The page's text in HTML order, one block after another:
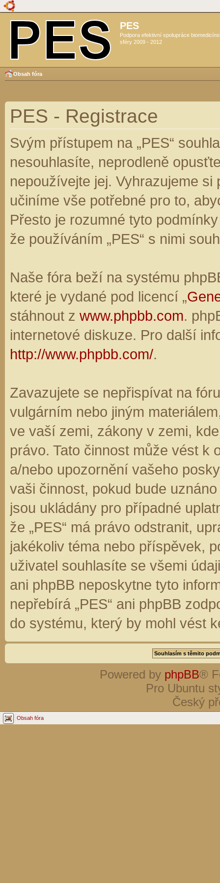
PES
Podpora efektivní spolupráce
sféry 2009 - 2012
Obsah fóra
PES - Registrace
Svým přístupem na „PES“
nesouhlasíte, neprodleně
nepoužívejte jej. Vyhrazujeme
učiníme vše potřebné pro to,
Přesto je rozumné tyto
že používáním „PES“ s nimi
Naše fóra beží na systému
které je vydané pod licencí „
stáhnout z www.phpbb.com.
internetové diskuze. Pro další
http://www.phpbb.com/.
Zavazujete se nepřispívat na
vulgárním nebo jiným
ve vaší zemi, zákony v zemi,
právo. Tato činnost může vést k
a/nebo upozornění vašeho
vaši činnost, pokud bude
jsou ukládány pro případné
že „PES“ má právo odstranit,
jakékoliv téma nebo příspěvek,
uživatel souhlasíte se všemi
ani phpBB neposkytne tyto
nepřebírá „PES“ ani phpBB
do systému, který by mohl vést
Powered by phpBB®
Pro Ubuntu
Český
Obsah fóra